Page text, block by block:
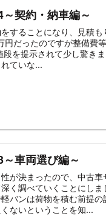
契約・納車編～
することになり、見積も
円だったのですが整備費
を提示されて少し驚き
ていな...
車両選び編～
が決まったので、中古車
く調べていくことにし
バンは荷物を積む前提
ないということを知...